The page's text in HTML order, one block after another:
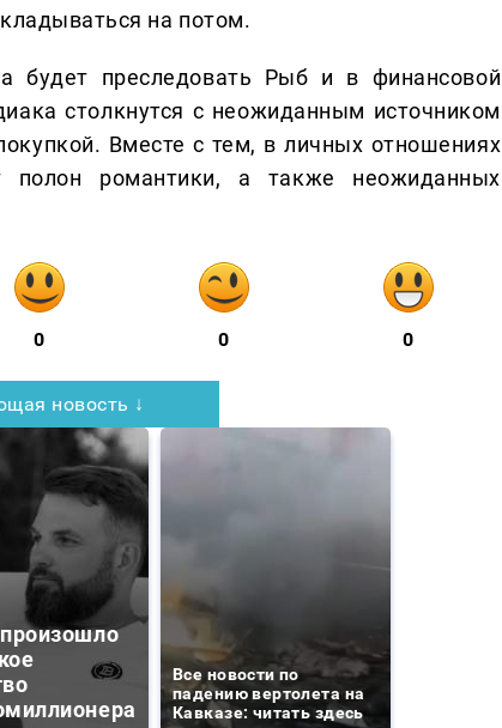
на потом.
будет преследовать Рыб и в финансовой
столкнутся с неожиданным источником
Вместе с тем, в личных отношениях
романтики, а также неожиданных
0 0 0
новость ↓
Все новости по
падению вертолета на
Кавказе: читать здесь